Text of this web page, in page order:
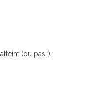
(ou pas !) ;